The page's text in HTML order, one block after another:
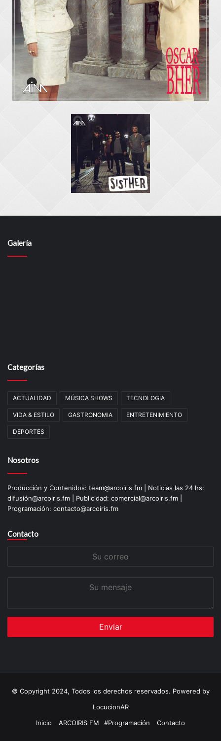
Galería
Categorías
ACTUALIDAD MÚSICA SHOWS TECNOLOGIA
VIDA & ESTILO GASTRONOMIA ENTRETENIMIENTO
DEPORTES
Nosotros
Producción y Contenidos: team@arcoiris.fm | Noticias las 24 hs:
difusión@arcoiris.fm | Publicidad: comercial@arcoiris.fm |
Programación: contacto@arcoiris.fm
Contacto
© Copyright 2024, Todos los derechos reservados. Powered by
LocucionAR
Inicio
ARCOIRIS FM #Programación Contacto